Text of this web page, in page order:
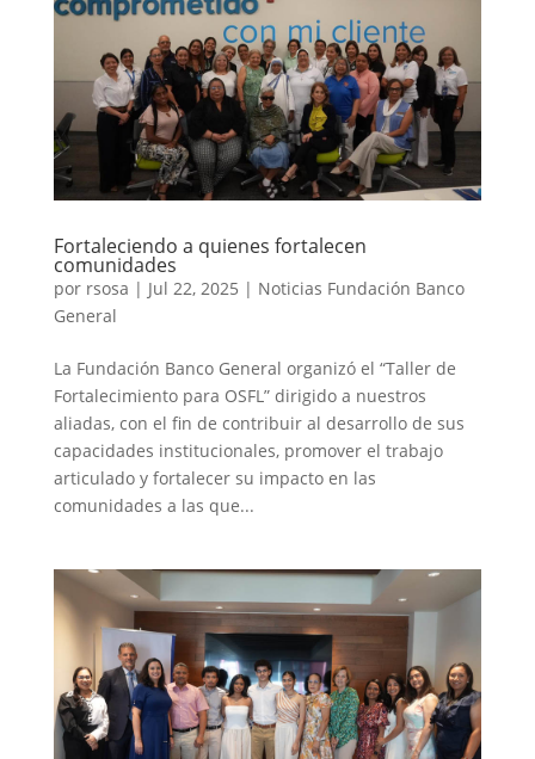
Fortaleciendo a quienes fortalecen
comunidades
por rsosa | Jul 22, 2025 | Noticias Fundación Banco
General
La Fundación Banco General organizó el “Taller de
Fortalecimiento para OSFL” dirigido a nuestros
aliadas, con el fin de contribuir al desarrollo de sus
capacidades institucionales, promover el trabajo
articulado y fortalecer su impacto en las
comunidades a las que...